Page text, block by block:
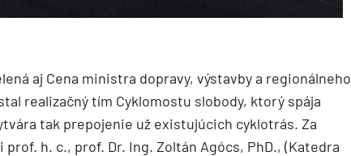
aj Cena ministra dopravy, výstavby a regionálneho
realizačný tím Cyklomostu slobody, ktorý spája
tak prepojenie už existujúcich cyklotrás. Za
h. c., prof. Dr. Ing. Zoltán Agócs, PhD., (Katedra